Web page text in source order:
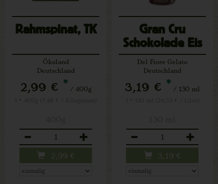
Rahmspinat, TK
Ökoland
Deutschland
2,99 € * / 400g
2,99 €
Gran Cru
Schokolade Eis
Del Fiore Gelato
Deutschland
3,19 € * / 130 ml
3,19 €